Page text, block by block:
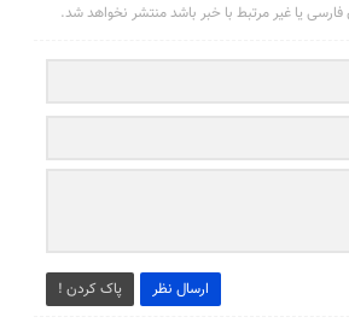
فارسی یا غیر مرتبط با خبر باشد منتشر نخواهد شد.
ارسال نظر پاک کردن !